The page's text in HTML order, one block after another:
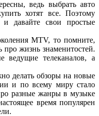
ведь выбрать авто
хотят все. Поэтому
давайте свои простые
MTV, то помните,
про жизнь знаменитостей.
ведущие телеканалов, а
делать обзоры на новые
и по всему миру стало
разные жанры в музыке
время популярен